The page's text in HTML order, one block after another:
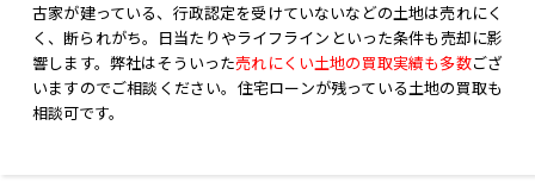
古家が建っている、行政認定を受けていないなどの土地は売れにく
く、断られがち。日当たりやライフラインといった条件も売却に影
響します。弊社はそういった売れにくい土地の買取実績も多数ござ
いますのでご相談ください。住宅ローンが残っている土地の買取も
相談可です。